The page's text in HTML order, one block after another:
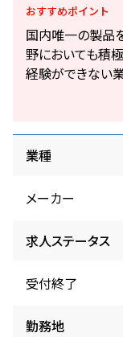
おすすめポイント
国内唯一の製品
野においても積
経験ができない
業種
メーカー
求人ステータス
受付終了
勤務地